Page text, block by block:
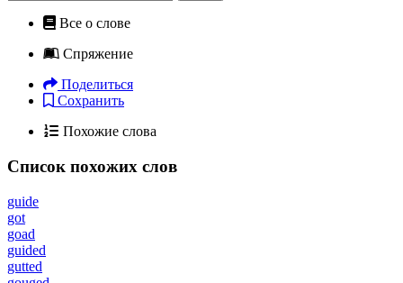
Все о слове
Спряжение
Поделиться
Сохранить
Похожие слова
Список похожих слов
guide
got
goad
guided
gutted